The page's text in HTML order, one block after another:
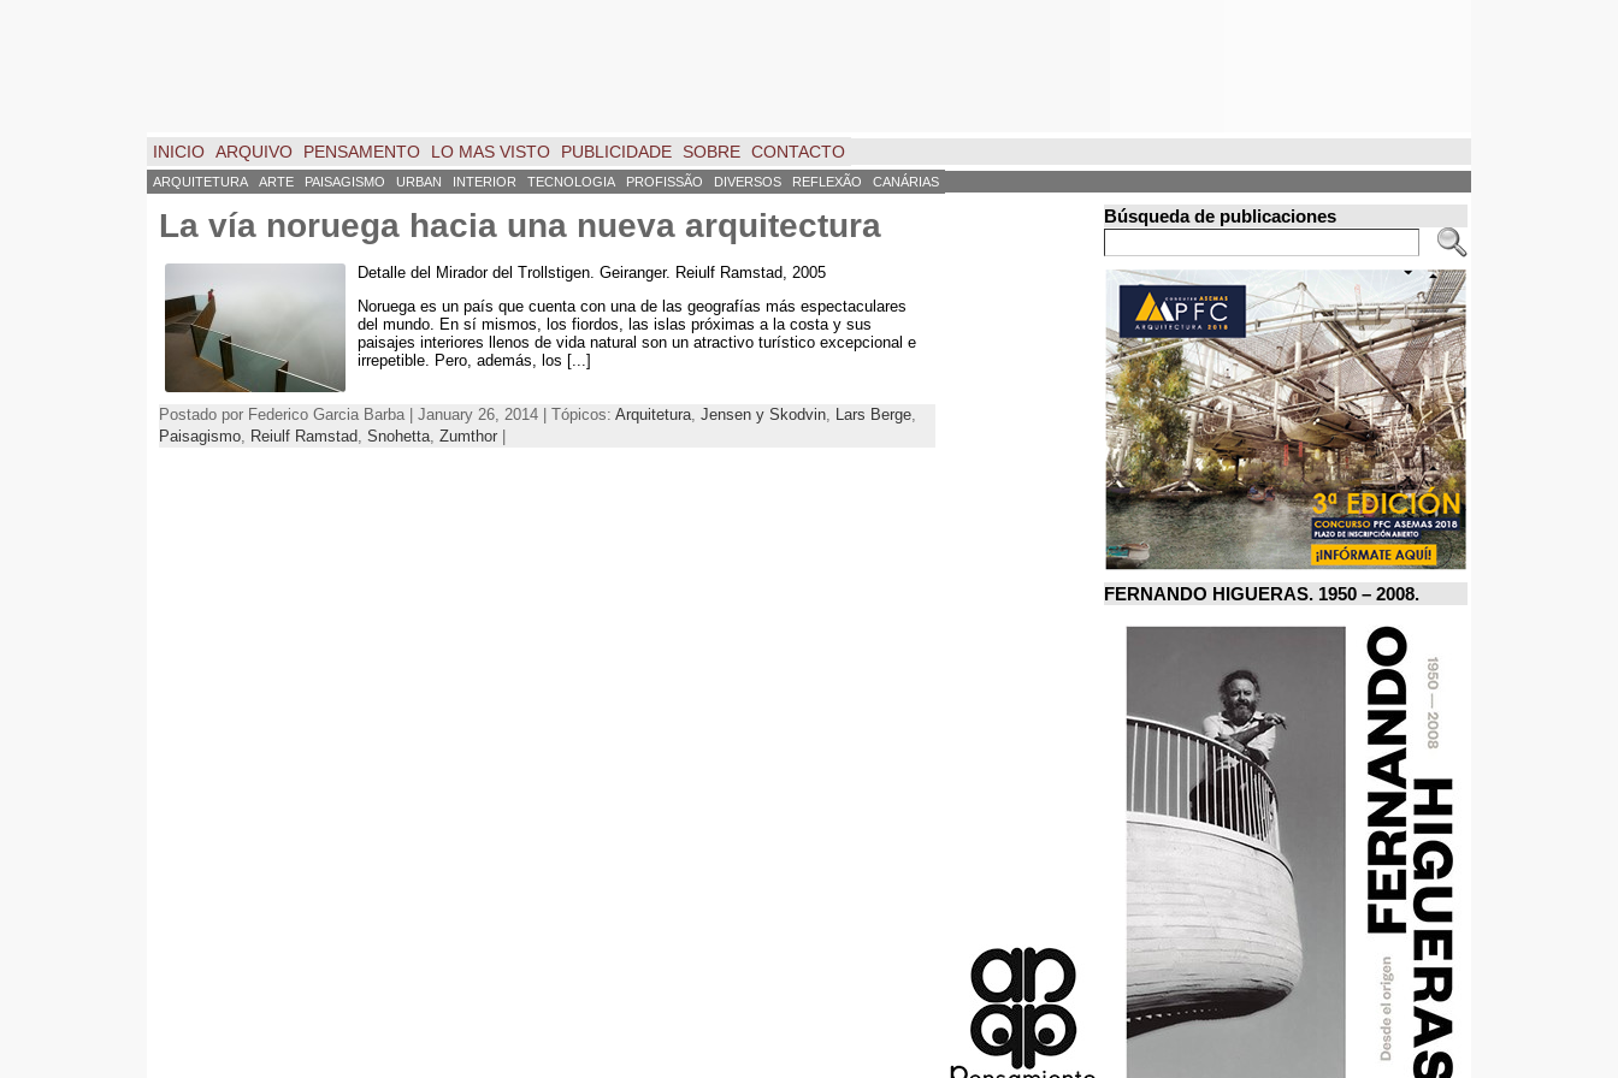
INICIO ARQUIVO PENSAMENTO LO MAS VISTO PUBLICIDADE SOBRE CONTACTO
ARQUITETURA ARTE PAISAGISMO URBAN INTERIOR TECNOLOGIA PROFISSÃO DIVERSOS REFLEXÃO CANÁRIAS
La vía noruega hacia una nueva arquitectura
Detalle del Mirador del Trollstigen Geiranger. Reiulf Ramstad , 2005
Noruega es un país que cuenta con una de las geografías más espectaculares
del mundo En sí mismos los fiordos las islas próximas a la costa y sus
paisajes interiores llenos de vida natural son un atractivo turístico excepcional e
irrepetible Pero además los [...]
Postado por Federico Garcia Barba | January 26, 2014 | Tópicos: Arquitetura Jensen y Skodvin Lars Berge
Paisagismo
Reiulf Ramstad Snohetta Zumthor
Búsqueda de publicaciones
FERNANDO HIGUERAS. 1950 – 2008.